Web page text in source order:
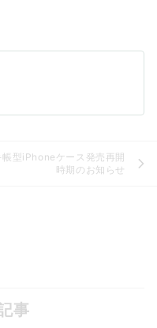
帳型iPhoneケース発売再開
時期のお知らせ
事